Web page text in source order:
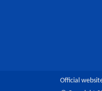
Official